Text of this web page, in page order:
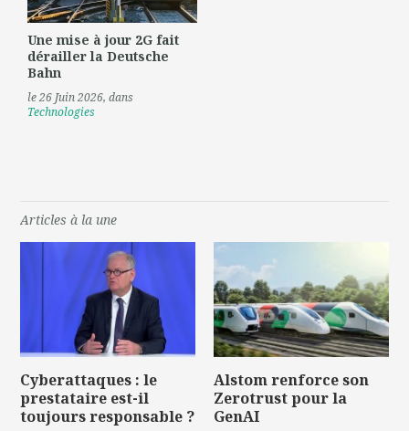
Une mise à jour 2G fait
dérailler la Deutsche
Bahn
le 26 Juin 2026, dans
Technologies
Articles à la une
Cyberattaques : le
prestataire est-il
toujours responsable ?
Alstom renforce son
Zerotrust pour la
GenAI